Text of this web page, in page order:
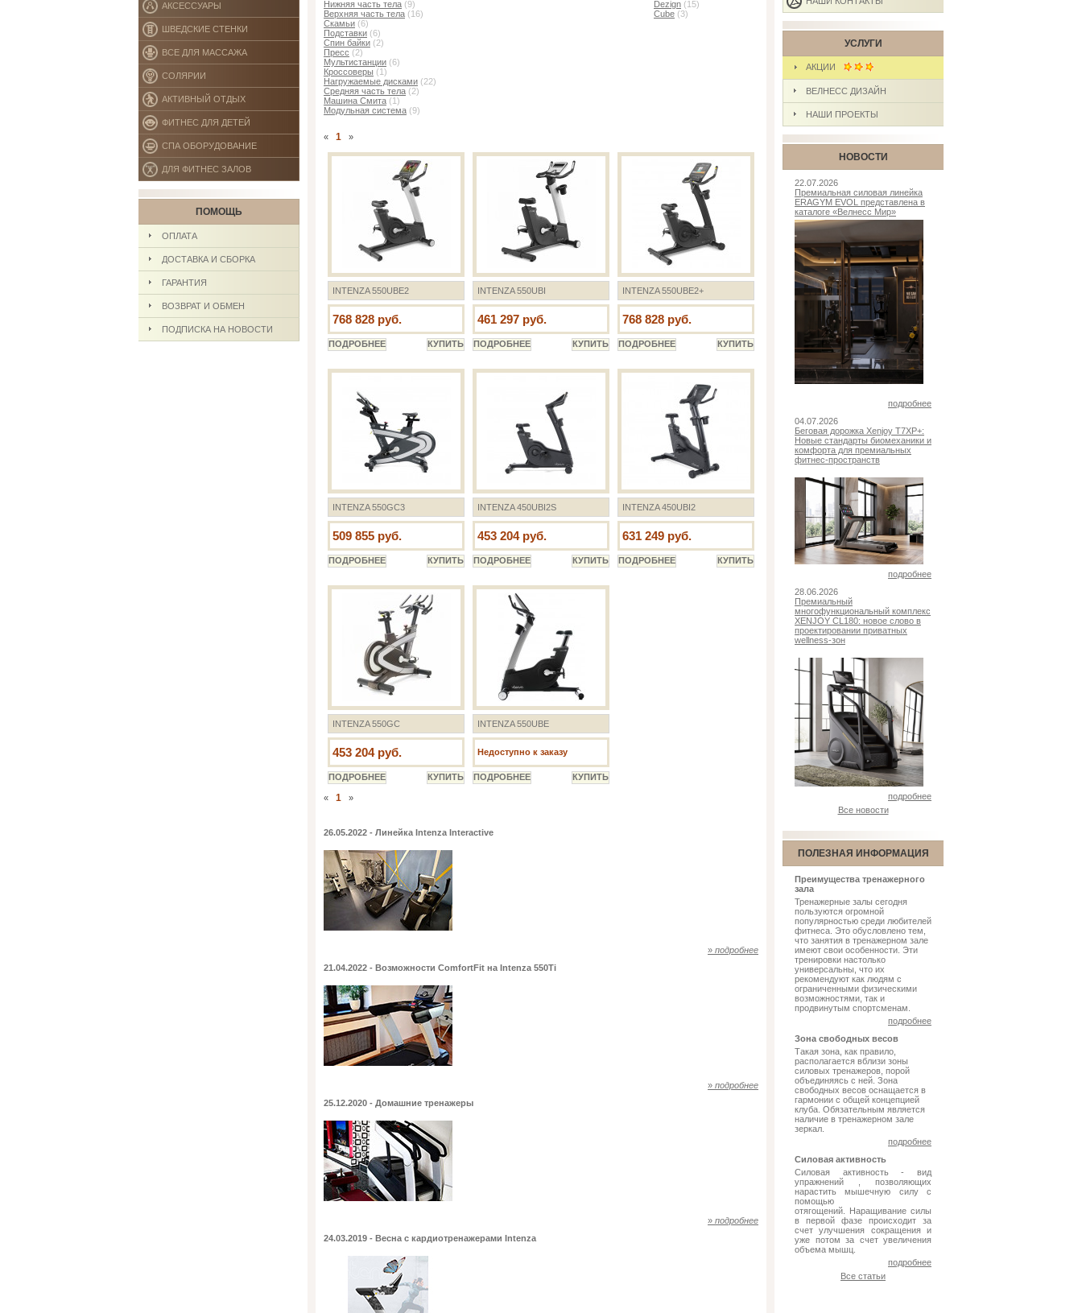
АКСЕССУАРЫ
ШВЕДСКИЕ СТЕНКИ
ВСЕ ДЛЯ МАССАЖА
СОЛЯРИИ
АКТИВНЫЙ ОТДЫХ
ФИТНЕС ДЛЯ ДЕТЕЙ
СПА ОБОРУДОВАНИЕ
ДЛЯ ФИТНЕС ЗАЛОВ
ПОМОЩЬ
ОПЛАТА
ДОСТАВКА И СБОРКА
ГАРАНТИЯ
ВОЗВРАТ И ОБМЕН
ПОДПИСКА НА НОВОСТИ
Нижняя часть тела (9)
Верхняя часть тела (16)
Скамьи (6)
Подставки (6)
Спин байки (2)
Пресс (2)
Мультистанции (6)
Кроссоверы (1)
Нагружаемые дисками (22)
Средняя часть тела (2)
Машина Смита (1)
Модульная система (9)
Dezign (15)
Cube (3)
« 1 »
INTENZA 550UBE2 INTENZA 550UBI INTENZA 550UBE2+
768 828 руб. 461 297 руб. 768 828 руб.
INTENZA 550GC3 INTENZA 450UBI2S INTENZA 450UBI2
509 855 руб. 453 204 руб. 631 249 руб.
INTENZA 550GC INTENZA 550UBE
453 204 руб. Недоступно к заказу
« 1 »
26.05.2022 - Линейка Intenza Interactive
» подробнее
21.04.2022 - Возможности ComfortFit на Intenza 550Ti
» подробнее
25.12.2020 - Домашние тренажеры
» подробнее
24.03.2019 - Весна с кардиотренажерами Intenza
УСЛУГИ
АКЦИИ
ВЕЛНЕСС ДИЗАЙН
НАШИ ПРОЕКТЫ
НОВОСТИ
22.07.2026
Премиальная силовая линейка
ERAGYM EVOL представлена в
каталоге «Велнесс Мир»
подробнее
04.07.2026
Беговая дорожка Xenjoy T7XP+:
Новые стандарты биомеханики и
комфорта для премиальных
фитнес-пространств
подробнее
28.06.2026
Премиальный
многофункциональный комплекс
XENJOY CL180: новое слово в
проектировании приватных
wellness-зон
подробнее
Все новости
ПОЛЕЗНАЯ ИНФОРМАЦИЯ
Преимущества тренажерного
зала
Тренажерные залы сегодня
пользуются огромной
популярностью среди любителей
фитнеса. Это обусловлено тем,
что занятия в тренажерном зале
имеют свои особенности. Эти
тренировки настолько
универсальны, что их
рекомендуют как людям с
ограниченными физическими
возможностями, так и
продвинутым спортсменам.
подробнее
Зона свободных весов
Такая зона, как правило,
располагается вблизи зоны
силовых тренажеров, порой
объединяясь с ней. Зона
свободных весов оснащается в
гармонии с общей концепцией
клуба. Обязательным является
наличие в тренажерном зале
зеркал.
подробнее
Силовая активность
Силовая активность - вид
упражнений , позволяющих
нарастить мышечную силу с
помощью
отягощений. Наращивание силы
в первой фазе происходит за
счет улучшения сокращения и
уже потом за счет увеличения
объема мышц.
подробнее
Все статьи